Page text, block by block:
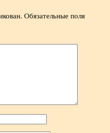
Обязательные поля